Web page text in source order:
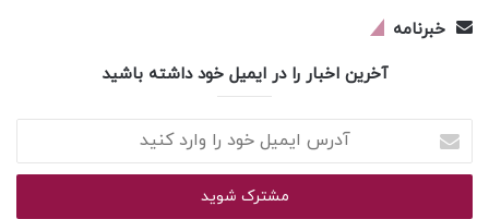
خبرنامه
آخرین اخبار را در ایمیل خود داشته باشید
ایمیل
خود